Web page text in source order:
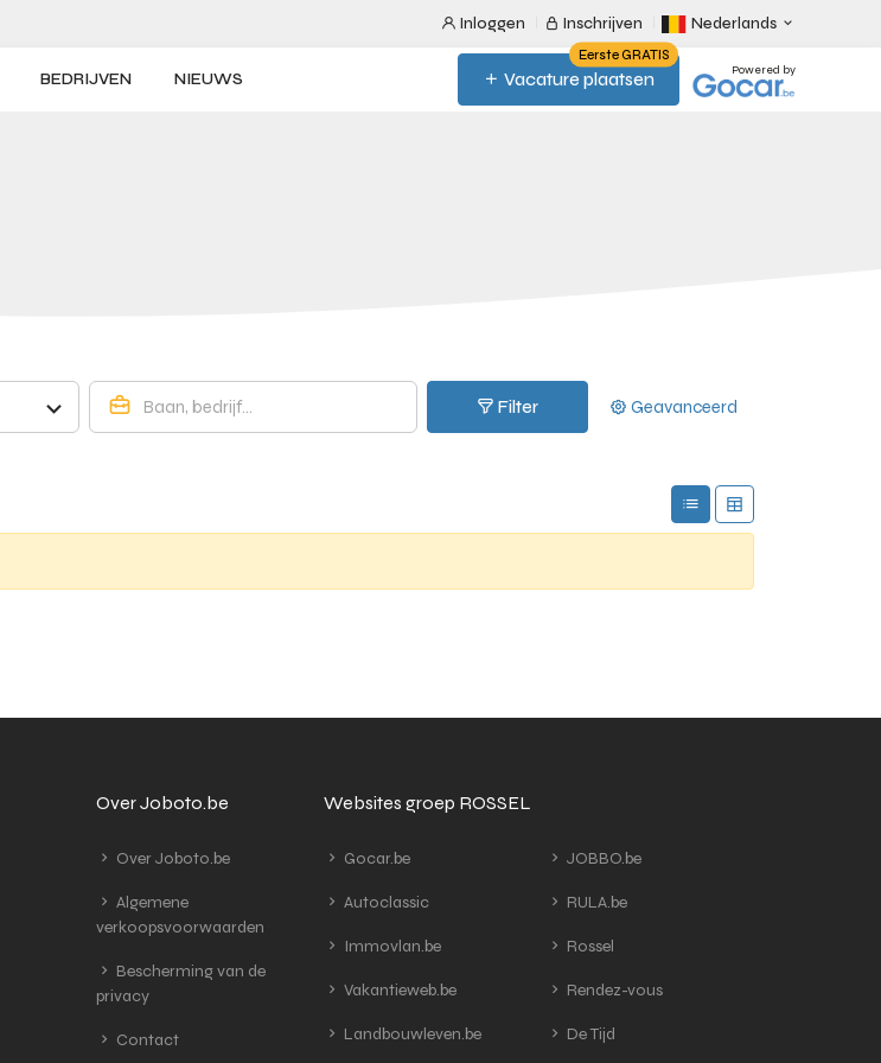
Inloggen Inschrijven Nederlands
BEDRIJVEN NIEUWS Vacature plaatsen
Eerste GRATIS
Powered by
Filter Geavanceerd
Over Joboto.be
Over Joboto.be
Algemene
verkoopsvoorwaarden
Bescherming van de
privacy
Contact
Websites groep ROSSEL
Gocar.be
Autoclassic
Immovlan.be
Vakantieweb.be
Landbouwleven.be
JOBBO.be
RULA.be
Rossel
Rendez-vous
De Tijd